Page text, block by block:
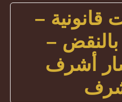
قانونية –
–
أشرف